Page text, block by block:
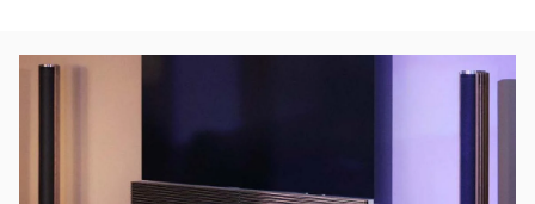
Immagine evento